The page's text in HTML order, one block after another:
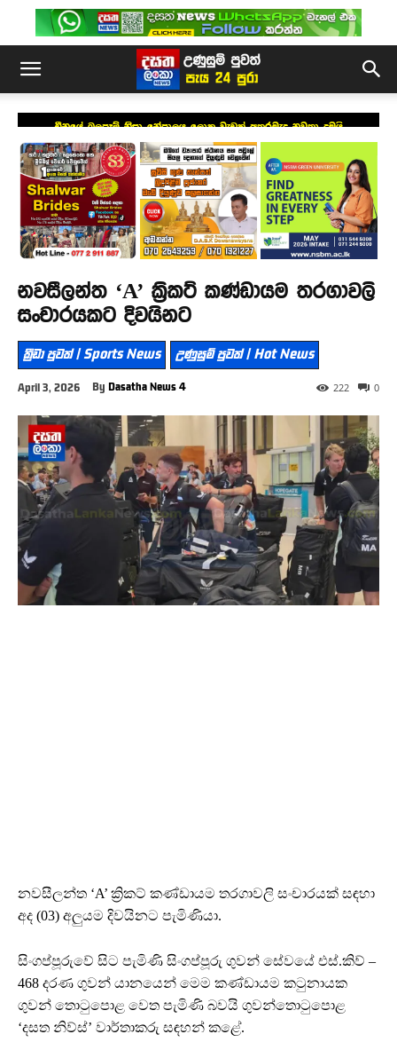
චීනයේ බලපෑම් නිසා නේපාලය ලොකු වැඩක් අතරමැද නවතා දමයි
නවසීලන්ත ‘A’ ක්‍රිකට් කණ්ඩායම තරගාවලි
සංචාරයකට දිවයිනට
ක්‍රීඩා පුවත් | Sports News උණුසුම් පුවත් | Hot News
April 3, 2026 By Dasatha News 4 0
222
නවසීලන්ත ‘A’ ක්‍රිකට් කණ්ඩායම තරගාවලි සංචාරයක් සඳහා
අද (03) අලුයම දිවයිනට පැමිණියා.
සිංගප්පූරුවේ සිට පැමිණි සිංගප්පූරු ගුවන් සේවයේ එස්.කිව් –
468 දරණ ගුවන් යානයෙන් මෙම කණ්ඩායම කටුනායක
ගුවන් තොටුපොළ වෙත පැමිණි බවයි ගුවන්තොටුපොළ
‘දසත නිව්ස්’ වාර්තාකරු සඳහන් කළේ.